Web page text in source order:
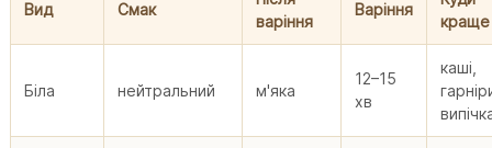
Вид Смак
варіння
Варіння
краще
Біла нейтральний м'яка
12–15
хв
каші,